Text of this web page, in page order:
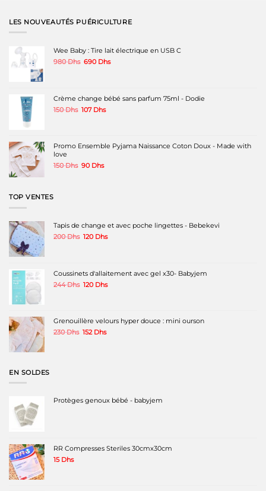
LES NOUVEAUTÉS PUÉRICULTURE
Wee Baby : Tire lait électrique en USB C
980Dhs Le
980 Dhs.
690 DhsLe
690 Dhs.
Crème change bébé sans parfum 75ml - Dodie
150Dhs Le
150 Dhs.
107 DhsLe
107 Dhs.
Promo Ensemble Pyjama Naissance Coton Doux - Made with
love
150Dhs Le
90 DhsLe
TOP VENTES
Tapis de change et avec poche lingettes - Bebekevi
200Dhs Le
200 Dhs.
120 DhsLe
Coussinets d'allaitement avec gel x30- Babyjem
244Dhs Le
244 Dhs.
120 DhsLe
120 Dhs.
Grenouillère velours hyper douce : mini ourson
230Dhs Le
152 DhsLe
EN SOLDES
Protèges genoux bébé - babyjem
RR Compresses Steriles 30cmx30cm
15 Dhs